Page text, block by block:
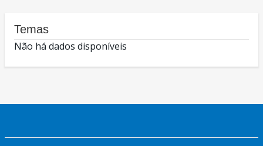
Temas
Não há dados disponíveis